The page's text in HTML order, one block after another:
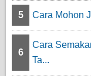
5 Cara Mohon
6
Cara
Ta...